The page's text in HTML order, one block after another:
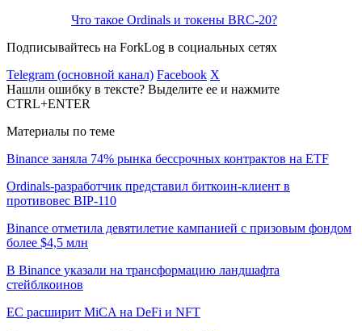
Что такое Ordinals и токены BRC-20?
Подписывайтесь на ForkLog в социальных сетях
Telegram (основной канал) Facebook X
Нашли ошибку в тексте? Выделите ее и нажмите
CTRL+ENTER
Материалы по теме
Binance заняла 74% рынка бессрочных контрактов на ETF
Ordinals-разработчик представил биткоин-клиент в
противовес BIP-110
Binance отметила девятилетие кампанией с призовым фондом
более $4,5 млн
В Binance указали на трансформацию ландшафта
стейблкоинов
ЕС расширит MiCA на DeFi и NFT